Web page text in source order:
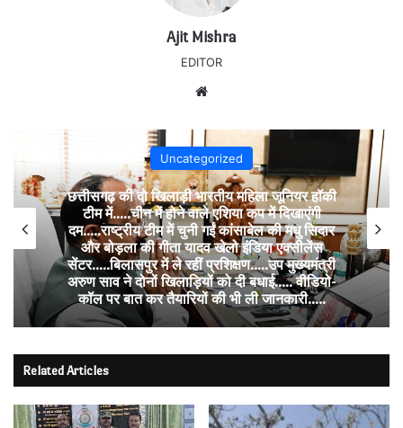
Ajit Mishra
EDITOR
Uncategorized
छत्तीसगढ़ की दो खिलाड़ी भारतीय महिला जूनियर हॉकी
टीम में…..चीन में होने वाले एशिया कप में दिखाएंगी
दम…..राष्ट्रीय टीम में चुनी गईं कांसाबेल की मधु सिदार
और बोड़ला की गीता यादव खेलो इंडिया एक्सीलेंस
सेंटर…..बिलासपुर में ले रहीं प्रशिक्षण…..उप मुख्यमंत्री
अरुण साव ने दोनों खिलाड़ियों को दी बधाई….. वीडियो-
कॉल पर बात कर तैयारियों की भी ली जानकारी…..
Related Articles